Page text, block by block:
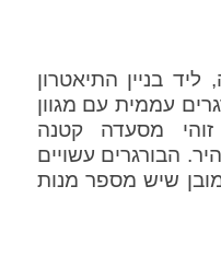
בניין התיאטרון
עממית עם מגוון
זוהי מסעדה קטנה
הבורגרים עשויים
וכמובן שיש מספר מנות